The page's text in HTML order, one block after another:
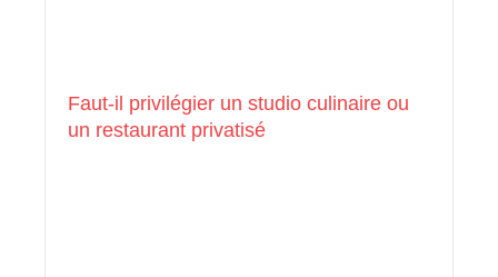
Faut-il privilégier un studio culinaire ou
un restaurant privatisé